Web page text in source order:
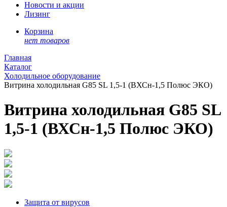
Новости и акции
Лизинг
Корзина
нет товаров
Главная
Каталог
Холодильное оборудование
Витрина холодильная G85 SL 1,5-1 (ВХСн-1,5 Полюс ЭКО)
Витрина холодильная G85 SL
1,5-1 (ВХСн-1,5 Полюс ЭКО)
Защита от вирусов